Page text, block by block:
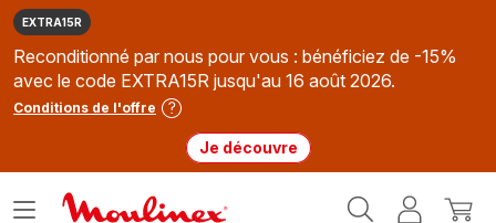
EXTRA15R
Reconditionné par nous pour vous : bénéficiez de -15%
avec le code EXTRA15R jusqu'au 16 août 2026.
Conditions de l'offre
Je découvre
MonMon
Ouvrir